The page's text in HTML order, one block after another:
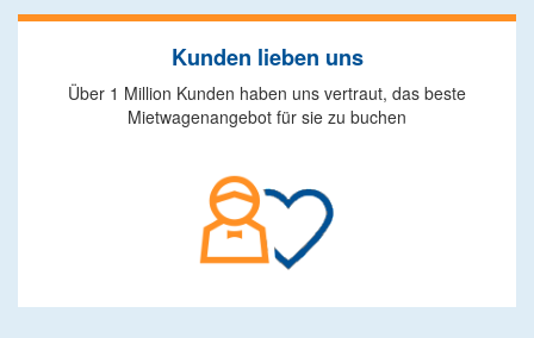
Kunden lieben uns
Über 1 Million Kunden haben uns vertraut, das beste
Mietwagenangebot für sie zu buchen